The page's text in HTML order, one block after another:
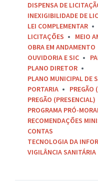
DISPENSA DE
INEXIGIBILIDADE DE
LEI COMPLEMENTAR
LICITAÇÕES
MEIO
OBRA EM ANDAMENTO
OUVIDORIA E SIC
PLANO DIRETOR
PLANO MUNICIPAL DE
PORTARIA
PREGÃO
PREGÃO (PRESENCIAL)
PROGRAMA PRÓ-
RECOMENDAÇÕES
CONTAS
TECNOLOGIA DA
VIGILÂNCIA SANITÁRIA